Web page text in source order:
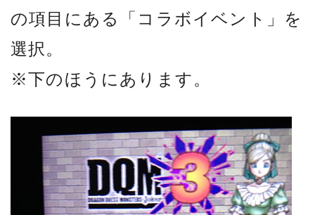
の項目にある「コラボイベント」を
選択。
※下のほうにあります。